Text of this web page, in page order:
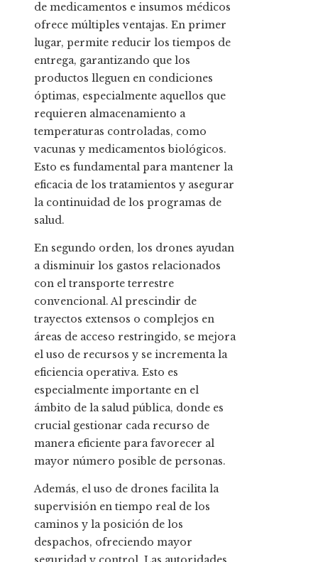
de medicamentos e insumos médicos
ofrece múltiples ventajas. En primer
lugar, permite reducir los tiempos de
entrega, garantizando que los
productos lleguen en condiciones
óptimas, especialmente aquellos que
requieren almacenamiento a
temperaturas controladas, como
vacunas y medicamentos biológicos.
Esto es fundamental para mantener la
eficacia de los tratamientos y asegurar
la continuidad de los programas de
salud.
En segundo orden, los drones ayudan
a disminuir los gastos relacionados
con el transporte terrestre
convencional. Al prescindir de
trayectos extensos o complejos en
áreas de acceso restringido, se mejora
el uso de recursos y se incrementa la
eficiencia operativa. Esto es
especialmente importante en el
ámbito de la salud pública, donde es
crucial gestionar cada recurso de
manera eficiente para favorecer al
mayor número posible de personas.
Además, el uso de drones facilita la
supervisión en tiempo real de los
caminos y la posición de los
despachos, ofreciendo mayor